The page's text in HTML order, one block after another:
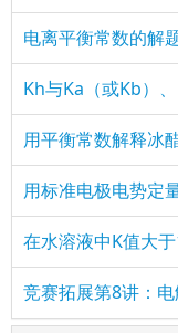
电离平衡常数的解
Kh与Ka（或Kb）
用平衡常数解释冰
用标准电极电势定
在水溶液中K值大
竞赛拓展第8讲：